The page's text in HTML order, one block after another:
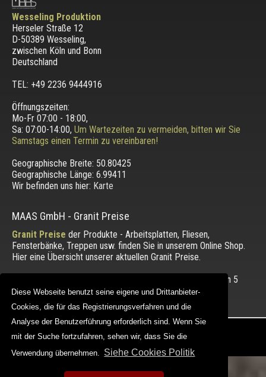
Diese Webseite benutzt seine eigene und Drittanbieter-
Cookies, die für das Registrierungsverfahren und die
Analyse der Benutzerführung erforderlich sind. Wenn Sie
mit der Suche fortzufahren, sehen wir, dass Sie die
Verwendung übernehmen. Siehe Cookies Politik
Diese Webseite benutzt seine eigene und Drittanbieter-
Cookies, die für das Registrierungsverfahren und die
Analyse der Benutzerführung erforderlich sind. Wenn Sie
mit der Suche fortzufahren, sehen wir, dass Sie die
Verwendung übernehmen. Siehe Cookies Politik
Wesseling Produktion
Herseler Straße 12
D-50389 Wesseling,
zwischen Köln und Bonn
Deutschland
TEL: +49 2236 9444916
Öffnungszeiten:
Mo-Fr 07:00 - 18:00,
Sa: 07:00-14:00, Um Wartezeiten zu vermeiden, bitten wir Sie
Samstags einen Termin zu vereinbaren!
Geographische Breite: 50.80425
Geographische Länge: 6.99411
Wir befinden uns hier: Karte
MAAS GmbH - Granit Preise
Granit Preise der Produkte - Arbeitsplatten, Fliesen,
Fensterbänke, Treppen usw. finden Sie in unserem Online Shop.
Hier eine Übersicht unserer aktuellen Granit Preise.
Die Bewertung unserer Kunden mit einem Durchschnitt von 5
von 5 Punkten.
Copyright © 2012 - 2026 |
Web Design |MAAG-Projekt